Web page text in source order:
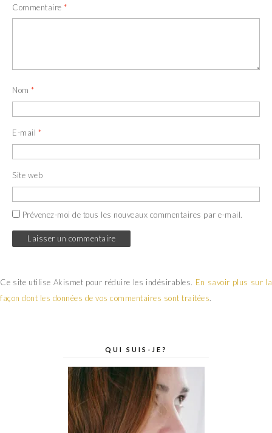
Commentaire *
Nom *
E-mail *
Site web
Prévenez-moi de tous les nouveaux commentaires par e-mail.
Ce site utilise Akismet pour réduire les indésirables. En savoir plus sur la
façon dont les données de vos commentaires sont traitées.
QUI SUIS-JE?